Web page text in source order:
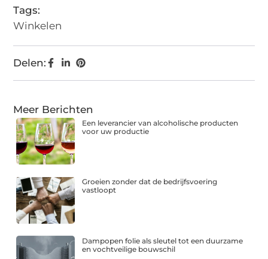
Tags:
Winkelen
Delen:
Meer Berichten
Een leverancier van alcoholische producten
voor uw productie
Groeien zonder dat de bedrijfsvoering
vastloopt
Dampopen folie als sleutel tot een duurzame
en vochtveilige bouwschil